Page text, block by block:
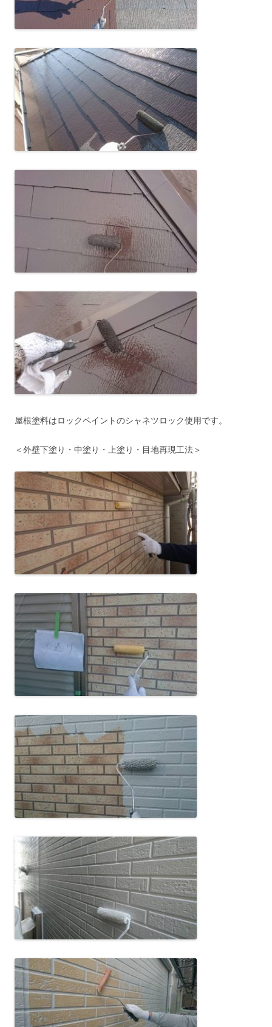
屋根塗料はロックペイントのシャネツロック使用です。
＜外壁下塗り・中塗り・上塗り・目地再現工法＞